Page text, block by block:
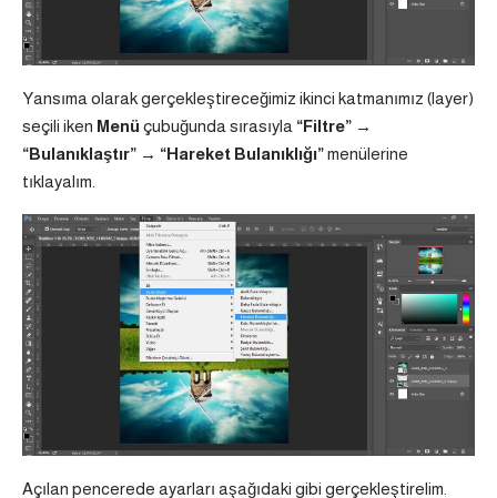
Yansıma olarak gerçekleştireceğimiz ikinci katmanımız (layer)
seçili iken Menü çubuğunda sırasıyla “Filtre” →
“Bulanıklaştır” → “Hareket Bulanıklığı”menülerine
tıklayalım.
Açılan pencerede ayarları aşağıdaki gibi gerçekleştirelim.